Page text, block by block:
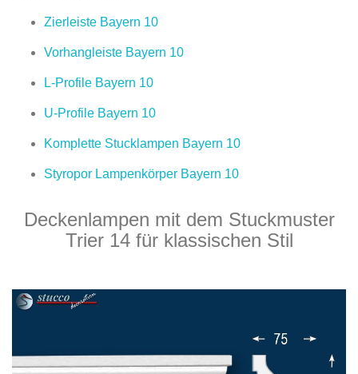
Zierleiste Bayern 10
Vorhangleiste Bayern 10
L-Profile Bayern 10
U-Profile Bayern 10
Komplette Stucklampen Bayern 10
Styropor Lampenkörper Bayern 10
Deckenlampen mit dem Stuckmuster
Trier 14 für klassischen Stil